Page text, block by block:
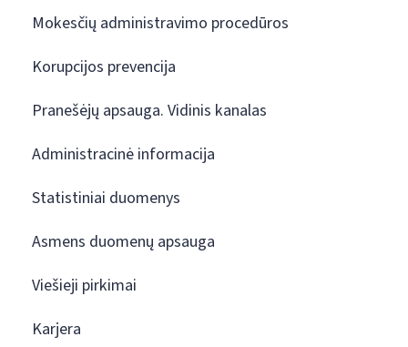
Mokesčių administravimo procedūros
Korupcijos prevencija
Pranešėjų apsauga. Vidinis kanalas
Administracinė informacija
Statistiniai duomenys
Asmens duomenų apsauga
Viešieji pirkimai
Karjera